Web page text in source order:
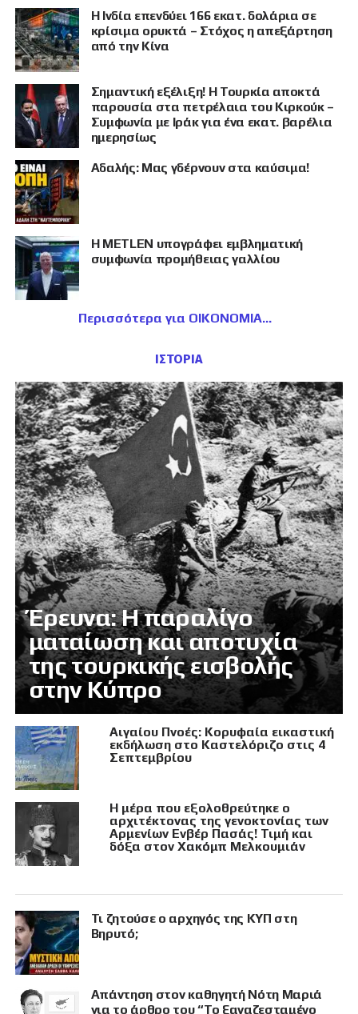
Η Ινδία επενδύει 166 εκατ. δολάρια σε
κρίσιμα ορυκτά – Στόχος η απεξάρτηση
από την Κίνα
Σημαντική εξέλιξη! Η Τουρκία αποκτά
παρουσία στα πετρέλαια του Κιρκούκ –
Συμφωνία με Ιράκ για ένα εκατ. βαρέλια
ημερησίως
Αδαλής: Μας γδέρνουν στα καύσιμα!
Η METLEN υπογράφει εμβληματική
συμφωνία προμήθειας γαλλίου
Περισσότερα για ΟΙΚΟΝΟΜΙΑ
ΙΣΤΟΡΙΑ
Έρευνα: Η παραλίγο
ματαίωση και αποτυχία
της τουρκικής εισβολής
στην Κύπρο
Αιγαίου Πνοές: Κορυφαία εικαστική
εκδήλωση στο Καστελόριζο στις 4
Σεπτεμβρίου
Η μέρα που εξολοθρεύτηκε ο
αρχιτέκτονας της γενοκτονίας των
Αρμενίων Ενβέρ Πασάς! Τιμή και
δόξα στον Χακόμπ Μελκουμιάν
Τι ζητούσε ο αρχηγός της ΚΥΠ στη
Βηρυτό;
Απάντηση στον καθηγητή Νότη Μαριά
για το άρθρο του “Το ξαναζεσταμένο